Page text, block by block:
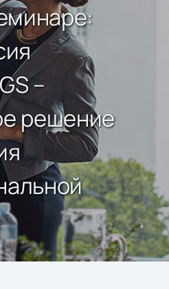
–
решение